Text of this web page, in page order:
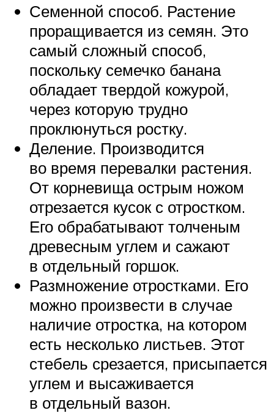
Семенной способ. Растение
проращивается из семян. Это
самый сложный способ,
поскольку семечко банана
обладает твердой кожурой,
через которую трудно
проклюнуться ростку.
Деление. Производится
во время перевалки растения.
От корневища острым ножом
отрезается кусок с отростком.
Его обрабатывают толченым
древесным углем и сажают
в отдельный горшок.
Размножение отростками. Его
можно произвести в случае
наличие отростка, на котором
есть несколько листьев. Этот
стебель срезается, присыпается
углем и высаживается
в отдельный вазон.